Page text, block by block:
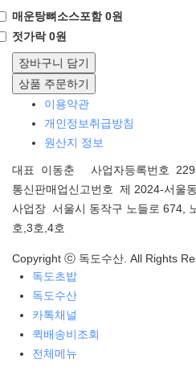
매운탕뼈소스포함 0원
젓가락 0원
장바구니 담기
상품 주문하기
이용약관
개인정보취급방침
원산지 정보
대표 이동춘 사업자등록번호
통신판매업신고번호 제 2024-서울
사업장 서울시 동작구 노들로 674,
호,3호,4호
Copyright ⓒ 독도수산. All Rights
독도초밥
독도수산
카톡채널
퀵배송비조회
전체메뉴